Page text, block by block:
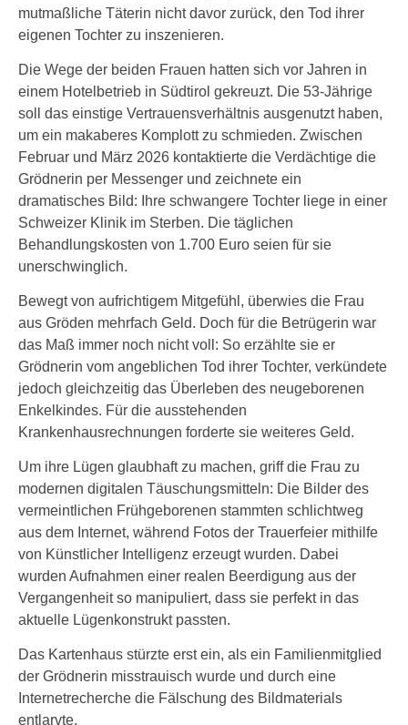
mutmaßliche Täterin nicht davor zurück, den Tod ihrer
eigenen Tochter zu inszenieren.
Die Wege der beiden Frauen hatten sich vor Jahren in
einem Hotelbetrieb in Südtirol gekreuzt. Die 53-Jährige
soll das einstige Vertrauensverhältnis ausgenutzt haben,
um ein makaberes Komplott zu schmieden. Zwischen
Februar und März 2026 kontaktierte die Verdächtige die
Grödnerin per Messenger und zeichnete ein
dramatisches Bild: Ihre schwangere Tochter liege in einer
Schweizer Klinik im Sterben. Die täglichen
Behandlungskosten von 1.700 Euro seien für sie
unerschwinglich.
Bewegt von aufrichtigem Mitgefühl, überwies die Frau
aus Gröden mehrfach Geld. Doch für die Betrügerin war
das Maß immer noch nicht voll: So erzählte sie er
Grödnerin vom angeblichen Tod ihrer Tochter, verkündete
jedoch gleichzeitig das Überleben des neugeborenen
Enkelkindes. Für die ausstehenden
Krankenhausrechnungen forderte sie weiteres Geld.
Um ihre Lügen glaubhaft zu machen, griff die Frau zu
modernen digitalen Täuschungsmitteln: Die Bilder des
vermeintlichen Frühgeborenen stammten schlichtweg
aus dem Internet, während Fotos der Trauerfeier mithilfe
von Künstlicher Intelligenz erzeugt wurden. Dabei
wurden Aufnahmen einer realen Beerdigung aus der
Vergangenheit so manipuliert, dass sie perfekt in das
aktuelle Lügenkonstrukt passten.
Das Kartenhaus stürzte erst ein, als ein Familienmitglied
der Grödnerin misstrauisch wurde und durch eine
Internetrecherche die Fälschung des Bildmaterials
entlarvte.